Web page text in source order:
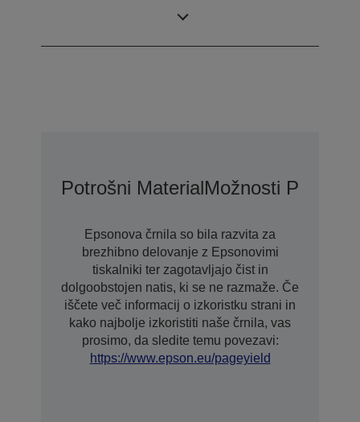
Potrošni MaterialMožnosti
Epsonova črnila so bila razvita za
brezhibno delovanje z Epsonovimi
tiskalniki ter zagotavljajo čist in
dolgoobstojen natis, ki se ne razmaže. Če
iščete več informacij o izkoristku strani in
kako najbolje izkoristiti naše črnila, vas
prosimo, da sledite temu povezavi:
https://www.epson.eu/pageyield